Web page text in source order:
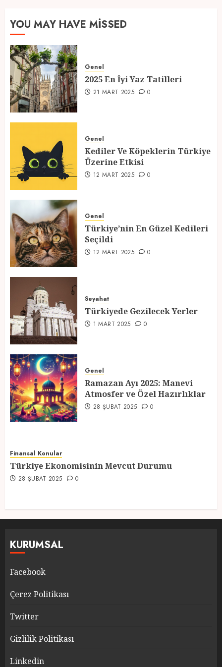
1
21 MART 2025
Üzerine Etkisi
12 MART 2025 0
3
Seçildi
12 MART 2025 0
4
1 MART 2025
5
Atmosfer ve Özel Hazırlıklar
28 ŞUBAT 2025 0
YOU MAY HAVE MISSED
Genel
2025 En İyi Yaz Tatilleri
21 MART 2025 0
Genel
Kediler Ve Köpeklerin Türkiye
Üzerine Etkisi
12 MART 2025 0
Genel
Türkiye’nin En Güzel Kedileri
Seçildi
12 MART 2025 0
Seyahat
Türkiyede Gezilecek Yerler
1 MART 2025 0
Genel
Ramazan Ayı 2025: Manevi
Atmosfer ve Özel Hazırlıklar
28 ŞUBAT 2025 0
Finansal Konular
Türkiye Ekonomisinin Mevcut Durumu
28 ŞUBAT 2025 0
KURUMSAL
Facebook
Çerez Politikası
Twitter
Gizlilik Politikası
Linkedin